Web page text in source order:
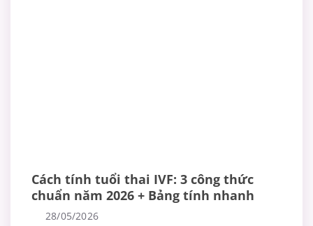
Cách tính tuổi thai IVF: 3 công thức
chuẩn năm 2026 + Bảng tính nhanh
28/05/2026